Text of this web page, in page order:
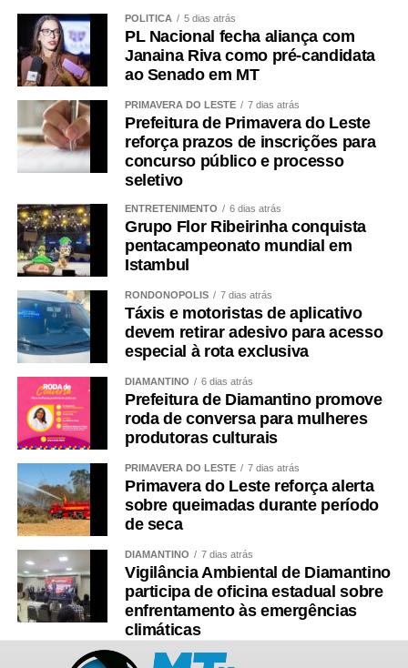
POLÍTICA 5 dias atrás
PL Nacional fecha aliança com
Janaina Riva como pré-candidata
ao Senado em MT
PRIMAVERA DO LESTE 7 dias atrás
Prefeitura de Primavera do Leste
reforça prazos de inscrições para
concurso público e processo
seletivo
ENTRETENIMENTO 6 dias atrás
Grupo Flor Ribeirinha conquista
pentacampeonato mundial em
Istambul
RONDONÓPOLIS 7 dias atrás
Táxis e motoristas de aplicativo
devem retirar adesivo para acesso
especial à rota exclusiva
DIAMANTINO 6 dias atrás
Prefeitura de Diamantino promove
roda de conversa para mulheres
produtoras culturais
PRIMAVERA DO LESTE 7 dias atrás
Primavera do Leste reforça alerta
sobre queimadas durante período
de seca
DIAMANTINO 7 dias atrás
Vigilância Ambiental de Diamantino
participa de oficina estadual sobre
enfrentamento às emergências
climáticas